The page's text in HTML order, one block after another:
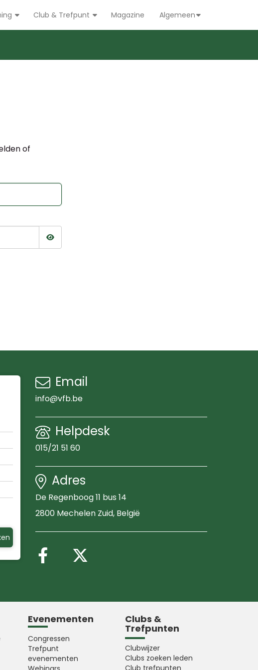
Club & Trefpunt Magazine Algemeen
of
Wachtwoord tonen
Email
info@vfb.be
Helpdesk
015/21 51 60
Adres
De Regenboog 11 bus 14
2800 Mechelen Zuid, België
Volg ons op Facebook
Evenementen
Congressen
Trefpunt
evenementen
Clubs &
Trefpunten
Clubwijzer
Clubs zoeken leden
Club trefpunten